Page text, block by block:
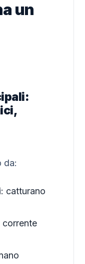
un
da:
: catturano
corrente